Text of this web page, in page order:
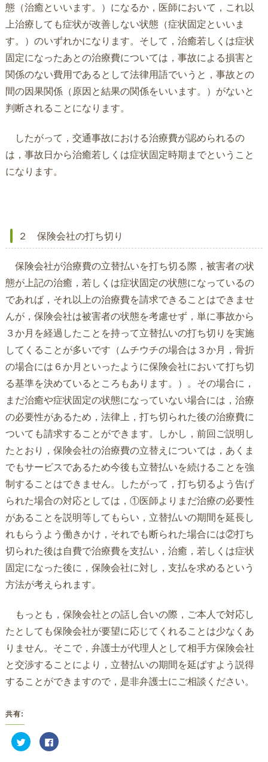
態（治癒といいます。）になるか，医師において，これ以
上治療しても症状が改善しない状態（症状固定といいま
す。）のいずれかになります。そして，治癒若しくは症状
固定になったあとの治療費については，事故による損害と
関係のない費用であるとして法律用語でいうと，事故との
間の因果関係（原因と結果の関係をいいます。）がないと
判断されることになります。
したがって，交通事故における治療費が認められるの
は，事故日から治癒若しくは症状固定時期までということ
になります。
２ 保険会社の打ち切り
保険会社が治療費の立替払いを打ち切る際，被害者の状
態が上記の治癒，若しくは症状固定の状態になっているの
であれば，それ以上の治療費を請求できることはできませ
んが，保険会社は被害者の状態を考慮せず，単に事故から
３か月を経過したことを持って立替払いの打ち切りを実施
してくることが多いです（ムチウチの場合は３か月，骨折
の場合には６か月といったように保険会社において打ち切
る基準を決めているところもあります。）。その場合に，
まだ治癒や症状固定の状態になっていない場合には，治療
の必要性があるため，法律上，打ち切られた後の治療費に
ついても請求することができます。しかし，前回ご説明し
たとおり，保険会社の治療費の立替えについては，あくま
でもサービスであるため今後も立替払いを続けることを強
制することはできません。したがって，打ち切るよう告げ
られた場合の対応としては，①医師よりまだ治療の必要性
があることを説明等してもらい，立替払いの期間を延長し
れもらうよう働きかけ，それでも断られた場合には②打ち
切られた後は自費で治療費を支払い，治癒，若しくは症状
固定になった後に，保険会社に対し，支払を求めるという
方法が考えられます。
もっとも，保険会社との話し合いの際，ご本人で対応し
たとしても保険会社が要望に応じてくれることは少なくあ
りません。そこで，弁護士が代理人として相手方保険会社
と交渉することにより，立替払いの期間を延ばすよう説得
することができますので，是非弁護士にご相談ください。
共有:
ク
リ
Facebook
で